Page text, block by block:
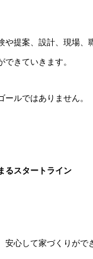
や提案、設計、現場、
きていきます。
ルではありません。
るスタートライン
安心して家づくりがで